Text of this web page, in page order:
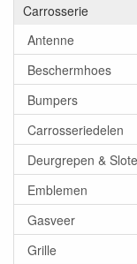
Carrosserie
Antenne
Beschermhoes
Bumpers
Carrosseriedelen
Deurgrepen &
Emblemen
Gasveer
Grille